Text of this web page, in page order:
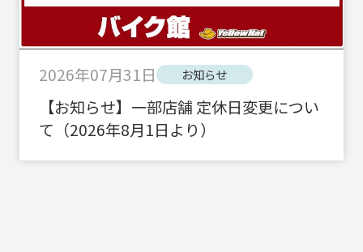
2026年07月31日 お知らせ
【お知らせ】一部店舗 定休日変更につい
て（2026年8月1日より）